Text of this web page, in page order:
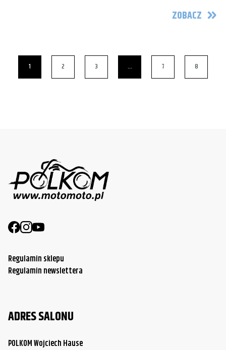
ZOBACZ
1 2 3 … 7 8
Regulamin sklepu
Regulamin newslettera
ADRES SALONU
POLKOM Wojciech Hause